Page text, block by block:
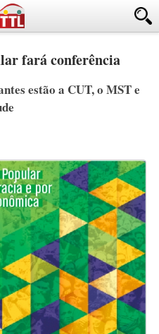
fará conferência
estão a CUT, o MST e